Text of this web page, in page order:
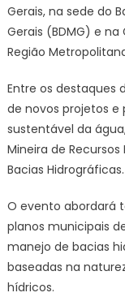
Gerais, na sede do
Gerais (BDMG) e
Região
Entre os destaques
de novos projetos e
sustentável da
Mineira de
Bacias Hidrográficas.
O evento abordará
planos municipais
manejo de bacias
baseadas na
hídricos.